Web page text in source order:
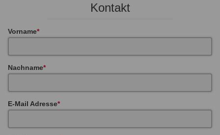
Kontakt
Vorname
Nachname
E-Mail Adresse